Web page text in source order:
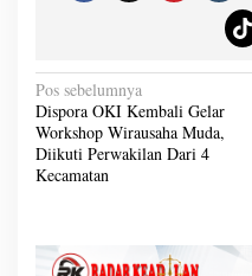
N
a
v
i
g
a
s
s
Pos sebelumnya
Dispora OKI Kembali Gelar
Workshop Wirausaha Muda,
Diikuti Perwakilan Dari 4
Kecamatan